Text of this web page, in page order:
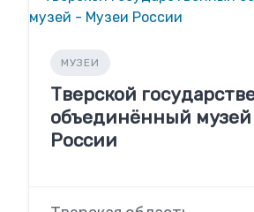
МУЗЕИ
Тверской
объединённый
России